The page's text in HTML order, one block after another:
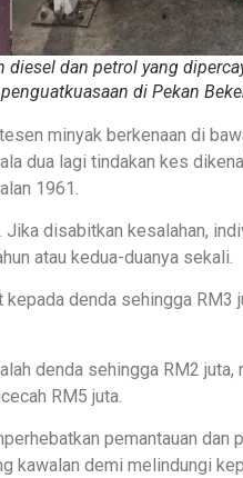
dan petrol yang
di Pekan
minyak berkenaan di
dua lagi tindakan kes
1961.
disabitkan kesalahan,
atau kedua-duanya sekali.
denda sehingga RM3
denda sehingga RM2 juta,
RM5 juta.
pemantauan dan
kawalan demi melindungi